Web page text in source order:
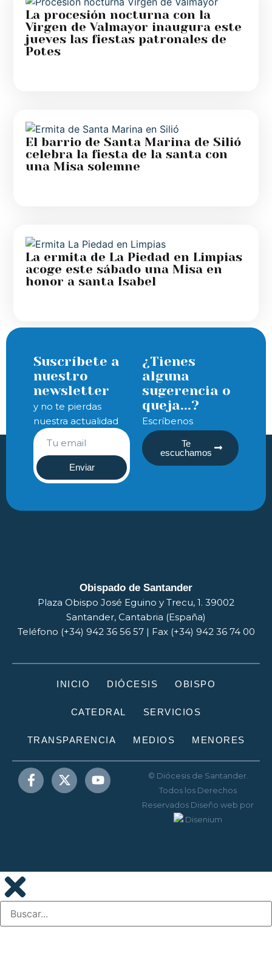
La procesión nocturna con la
Virgen de Valmayor inaugura este
jueves las fiestas patronales de
Potes
El barrio de Santa Marina de Silió
celebra la fiesta de la santa con
una Misa solemne
La ermita de La Piedad en Limpias
acoge este sábado una Misa en
honor a santa Isabel
Suscríbete a
nuestro
newsletter
y no te pierdas
nuestra actualidad
Enviar
¿Tienes
alguna
sugerencia o
queja...?
Escríbenos
Te
escuchamos
Obispado de Santander
Plaza Obispo José Eguino y Trecu, 1. 39002
Santander, Cantabria (España)
Teléfono (+34) 942 36 56 57 | Fax (+34) 942 36 74 00
INICIO DIÓCESIS OBISPO
CATEDRAL SERVICIOS
TRANSPARENCIA MEDIOS MENORES
© Diócesis de Santander.
Todos los Derechos
Reservados Diseño web por
Disenium